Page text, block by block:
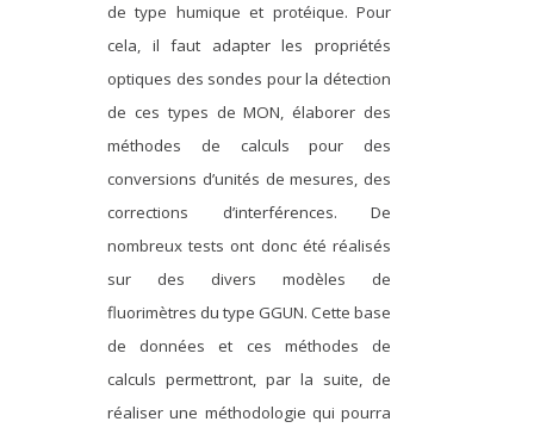
de type humique et protéique. Pour
cela, il faut adapter les propriétés
optiques des sondes pour la détection
de ces types de MON, élaborer des
méthodes de calculs pour des
conversions d’unités de mesures, des
corrections d’interférences. De
nombreux tests ont donc été réalisés
sur des divers modèles de
fluorimètres du type GGUN. Cette base
de données et ces méthodes de
calculs permettront, par la suite, de
réaliser une méthodologie qui pourra